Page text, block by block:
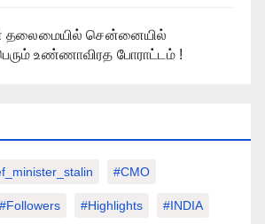
தலைமையில் சென்னையில்
உண்ணாவிரத போராட்டம் !
#CMO
#followers #highlights #INDIA